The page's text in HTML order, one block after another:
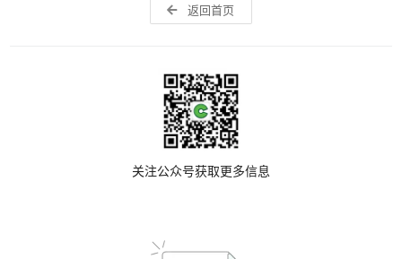
返回首页
关注公众号获取更多信息